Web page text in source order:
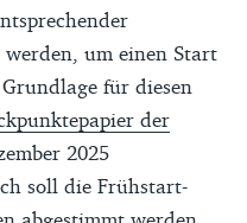
werden, um einen Start
für diesen
der
2025
soll die Frühstart-